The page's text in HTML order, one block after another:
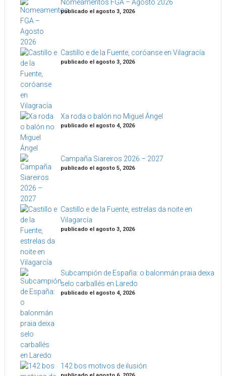
Nomeamentos FGA – Agosto 2026
publicado el agosto 3, 2026
Castillo e de la Fuente, coróanse en Vilagracía
publicado el agosto 3, 2026
Xa roda o balón no Miguel Ángel
publicado el agosto 4, 2026
Campaña Siareiros 2026 – 2027
publicado el agosto 5, 2026
Castillo e de la Fuente, estrelas da noite en
Vilagarcía
publicado el agosto 3, 2026
Subcampión de España: o balonmán praia deixa
selo carballés en Laredo
publicado el agosto 4, 2026
142 bos motivos de ilusión